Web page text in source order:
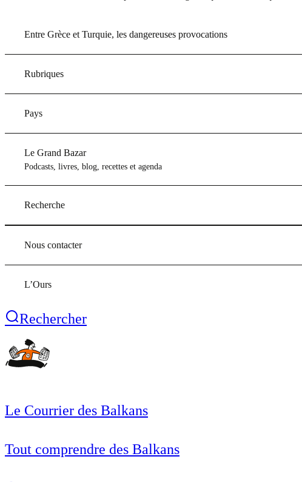
Entre Grèce et Turquie, les dangereuses provocations
Rubriques
Pays
Le Grand Bazar
Podcasts, livres, blog, recettes et agenda
Recherche
Nous contacter
L’Ours
Rechercher
Le Courrier des Balkans
Tout comprendre des Balkans